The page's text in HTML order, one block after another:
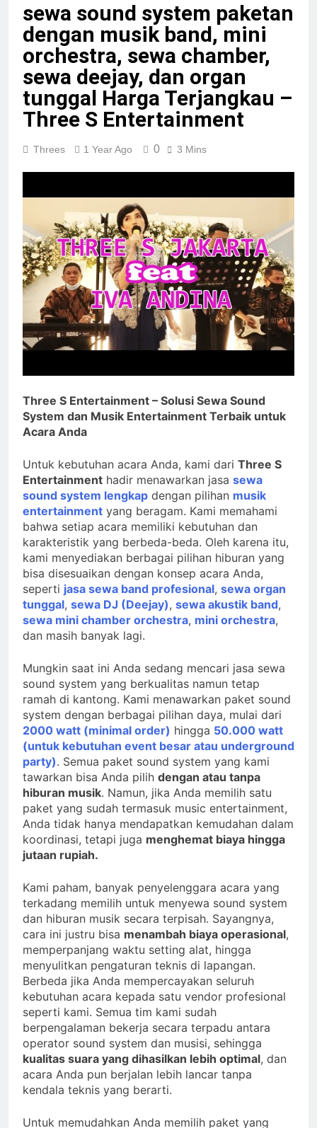
sewa sound system paketan
dengan musik band, mini
orchestra, sewa chamber,
sewa deejay, dan organ
tunggal Harga Terjangkau –
Three S Entertainment
Threes 1 Year Ago 0 3 Mins
Three S Entertainment – Solusi Sewa Sound
System dan Musik Entertainment Terbaik untuk
Acara Anda
Untuk kebutuhan acara Anda, kami dari Three S
Entertainment hadir menawarkan jasa sewa
sound system lengkap dengan pilihan musik
entertainment yang beragam. Kami memahami
bahwa setiap acara memiliki kebutuhan dan
karakteristik yang berbeda-beda. Oleh karena itu,
kami menyediakan berbagai pilihan hiburan yang
bisa disesuaikan dengan konsep acara Anda,
seperti jasa sewa band profesional, sewa organ
tunggal, sewa DJ (Deejay), sewa akustik band,
sewa mini chamber orchestra, mini orchestra,
dan masih banyak lagi.
Mungkin saat ini Anda sedang mencari jasa sewa
sound system yang berkualitas namun tetap
ramah di kantong. Kami menawarkan paket sound
system dengan berbagai pilihan daya, mulai dari
2000 watt (minimal order) hingga 50.000 watt
(untuk kebutuhan event besar atau underground
party). Semua paket sound system yang kami
tawarkan bisa Anda pilih dengan atau tanpa
hiburan musik. Namun, jika Anda memilih satu
paket yang sudah termasuk music entertainment,
Anda tidak hanya mendapatkan kemudahan dalam
koordinasi, tetapi juga menghemat biaya hingga
jutaan rupiah.
Kami paham, banyak penyelenggara acara yang
terkadang memilih untuk menyewa sound system
dan hiburan musik secara terpisah. Sayangnya,
cara ini justru bisa menambah biaya operasional,
memperpanjang waktu setting alat, hingga
menyulitkan pengaturan teknis di lapangan.
Berbeda jika Anda mempercayakan seluruh
kebutuhan acara kepada satu vendor profesional
seperti kami. Semua tim kami sudah
berpengalaman bekerja secara terpadu antara
operator sound system dan musisi, sehingga
kualitas suara yang dihasilkan lebih optimal, dan
acara Anda pun berjalan lebih lancar tanpa
kendala teknis yang berarti.
Untuk memudahkan Anda memilih paket yang